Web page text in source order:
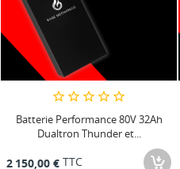
Batterie Performance 80V 32Ah
Dualtron Thunder et...
2 150,00 € TTC